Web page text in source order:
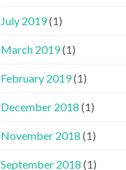
July 2019(1)
March 2019(1)
February 2019(1)
December 2018 (1)
November 2018 (1)
September 2018 (1)